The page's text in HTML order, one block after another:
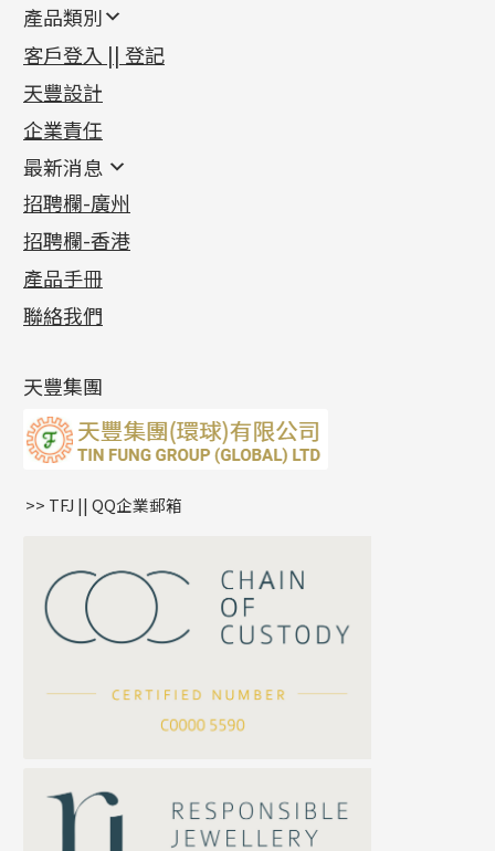
公司名稱
聯絡電話
產品類別
新產品
足金系列
足金配件
機織鏈系列
珠仔鏈
镶口链
管狀網鏈
十字車花鏈系列
十字閃O鏈系列
十字錘打鏈系列
側身車花鏈系列
側身鏈系列
雙十字鏈系列
水波鏈系列
蛇骨鏈系列
鏈尾系列
嘴唇鏈系列
S車花鏈系列
珍珠鏈系列
坦克鏈系列
滿天星鏈系列
方假繩鏈系列
首飾配件
耳環類配件
卷迫系列
螺絲迫系列
梅花迫系列
平臺迫系列
綫拍系列
美拍系列
耳環扣系列
耳綫/耳鈎系列
耳環爪頭
耳環
鏈類配件
動感車花吊墜
調節珠系列
生圈扣系列
龍蝦扣系列
鴨俐制系列
字母吊墜
相盒吊墜
項鏈吊墜
生肖吊墜
星座吊墜
珠扣
其他類配件
珠盤系列
袖口鈕系列
焊片及鐳射綫
空心車花管
珠類配件
無孔光身珠
空心光身珠
無孔批花珠
鑲口類
四爪頭系列
六爪頭系列
車花片
動感車花片
鑲口戒指
鑲口手鏈系列
首飾系列
手镯系列
戒指系列
空心耳環
空心车花管首饰链
空心手鐲系列
貴金屬原料
千足金
記憶金屬系列
記憶戒指
拉簧珠珠手鏈
記憶鈦手鐲
客戶登入 || 登記
天豐設計
企業責任
最新消息
最新消息
各項證書(2)
相片集(9)
展覽會資訊
最新產品資訊
招聘欄-廣州
招聘欄-香港
產品手冊
聯絡我們
天豐集團
>> TFJ || QQ企業郵箱